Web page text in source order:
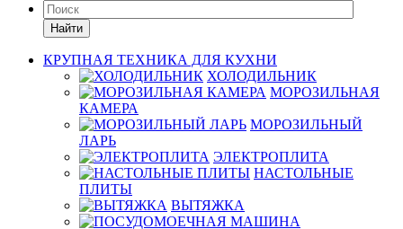
Найти
КРУПНАЯ ТЕХНИКА ДЛЯ КУХНИ
ХОЛОДИЛЬНИК
МОРОЗИЛЬНАЯ
КАМЕРА
МОРОЗИЛЬНЫЙ
ЛАРЬ
ЭЛЕКТРОПЛИТА
НАСТОЛЬНЫЕ
ПЛИТЫ
ВЫТЯЖКА